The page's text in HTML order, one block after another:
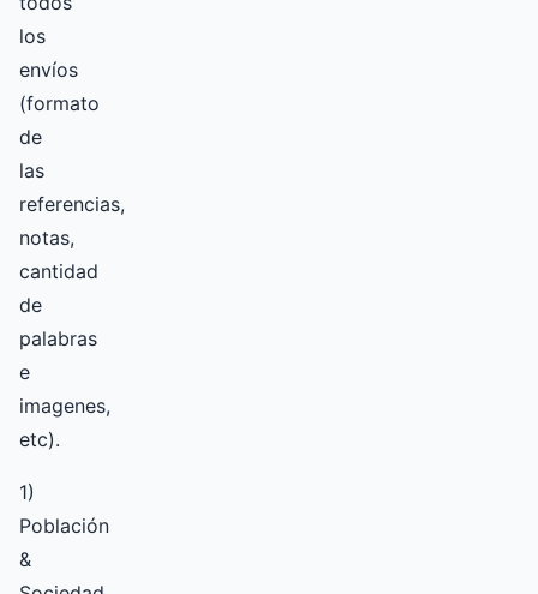
los
envíos
(formato
de
las
referencias,
notas,
cantidad
de
palabras
e
imagenes,
etc).
1)
Población
&